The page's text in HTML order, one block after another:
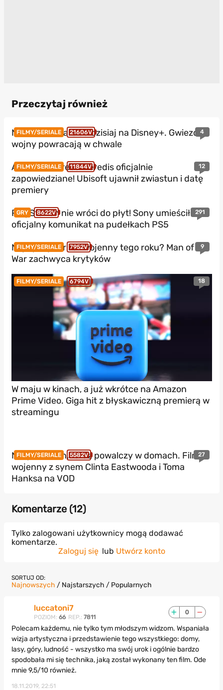
Przeczytaj również
FILMY/SERIALE 21606V 4
Nowe Star Wars od dzisiaj na Disney+. Gwiezdne
wojny powracają w chwale
FILMY/SERIALE 11844V 12
Assassin’s Creed Heredis oficjalnie
zapowiedziane! Ubisoft ujawnił zwiastun i datę
premiery
GRY 8622V 291
PlayStation nie wróci do płyt! Sony umieściło
oficjalny komunikat na pudełkach PS5
FILMY/SERIALE 7952V 9
Najlepszy thriller wojenny tego roku? Man of
War zachwyca krytyków
FILMY/SERIALE 6794V 18
W maju w kinach, a już wkrótce na Amazon
Prime Video. Giga hit z błyskawiczną premierą w
streamingu
FILMY/SERIALE 5582V 27
Nie podbił kin, teraz powalczy w domach. Film
wojenny z synem Clinta Eastwooda i Toma
Hanksa na VOD
Komentarze (12)
Tylko zalogowani użytkownicy mogą dodawać
komentarze.
Zaloguj się lub Utwórz konto
SORTUJ OD:
Najnowszych / Najstarszych / Popularnych
luccatoni7
POZIOM: 66 REP.: 7811
0
Polecam każdemu, nie tylko tym młodszym widzom. Wspaniała
wizja artystyczna i przedstawienie tego wszystkiego: domy,
lasy, góry, ludność - wszystko ma swój urok i ogólnie bardzo
spodobała mi się technika, jaką został wykonany ten film. Ode
mnie 9,5/10 również.
18.11.2019, 22:51